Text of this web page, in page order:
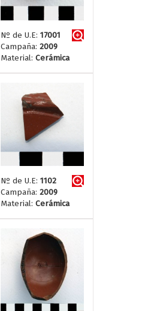
Nº de U.E: 17001
Campaña: 2009
Material: Cerámica
Nº de U.E: 1102
Campaña: 2009
Material: Cerámica